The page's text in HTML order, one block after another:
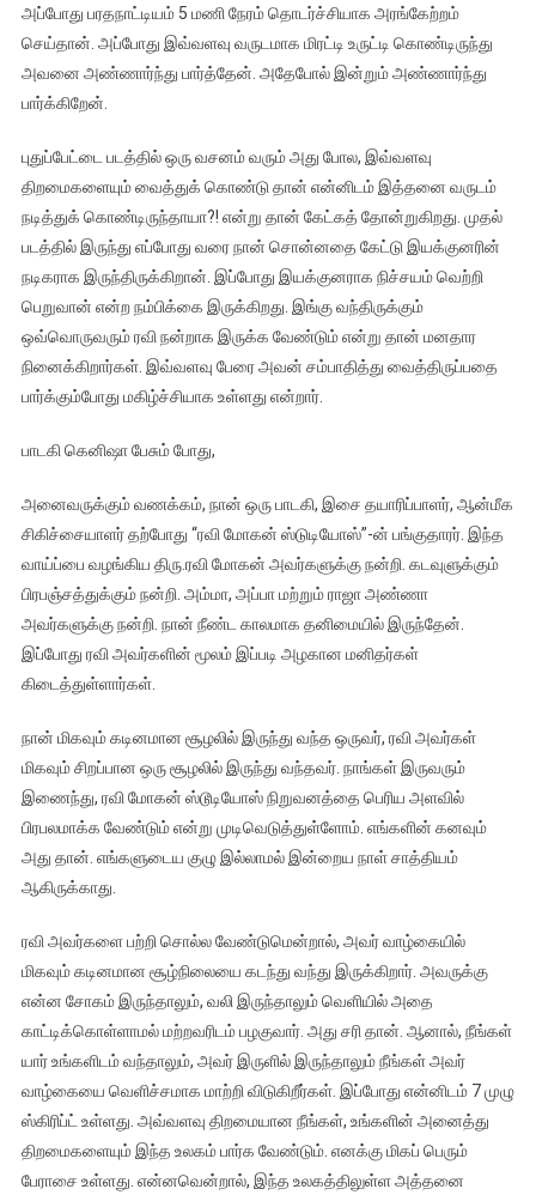
அப்போது பரதநாட்டியம் 5 மணி நேரம் தொடர்ச்சியாக அரங்கேற்றம்
செய்தான். அப்போது இவ்வளவு வருடமாக மிரட்டி உருட்டி கொண்டிருந்து
அவனை அண்ணார்ந்து பார்த்தேன். அதேபோல் இன்றும் அண்ணார்ந்து
பார்க்கிறேன்.
புதுப்பேட்டை படத்தில் ஒரு வசனம் வரும் அது போல, இவ்வளவு
திறமைகளையும் வைத்துக் கொண்டு தான் என்னிடம் இத்தனை வருடம்
நடித்துக் கொண்டிருந்தாயா?! என்று தான் கேட்கத் தோன்றுகிறது. முதல்
படத்தில் இருந்து எப்போது வரை நான் சொன்னதை கேட்டு இயக்குனரின்
நடிகராக இருந்திருக்கிறான். இப்போது இயக்குனராக நிச்சயம் வெற்றி
பெறுவான் என்ற நம்பிக்கை இருக்கிறது. இங்கு வந்திருக்கும்
ஒவ்வொருவரும் ரவி நன்றாக இருக்க வேண்டும் என்று தான் மனதார
நினைக்கிறார்கள். இவ்வளவு பேரை அவன் சம்பாதித்து வைத்திருப்பதை
பார்க்கும்போது மகிழ்ச்சியாக உள்ளது என்றார்.
பாடகி கெனிஷா பேசும் போது,
அனைவருக்கும் வணக்கம், நான் ஒரு பாடகி, இசை தயாரிப்பாளர், ஆன்மீக
சிகிச்சையாளர் தற்போது “ரவி மோகன் ஸ்டுடியோஸ்”-ன் பங்குதாரர். இந்த
வாய்ப்பை வழங்கிய திரு.ரவி மோகன் அவர்களுக்கு நன்றி. கடவுளுக்கும்
பிரபஞ்சத்துக்கும் நன்றி. அம்மா, அப்பா மற்றும் ராஜா அண்ணா
அவர்களுக்கு நன்றி. நான் நீண்ட காலமாக தனிமையில் இருந்தேன்.
இப்போது ரவி அவர்களின் மூலம் இப்படி அழகான மனிதர்கள்
கிடைத்துள்ளார்கள்.
நான் மிகவும் கடினமான சூழலில் இருந்து வந்த ஒருவர், ரவி அவர்கள்
மிகவும் சிறப்பான ஒரு சூழலில் இருந்து வந்தவர். நாங்கள் இருவரும்
இணைந்து, ரவி மோகன் ஸ்டூடியோஸ் நிறுவனத்தை பெரிய அளவில்
பிரபலமாக்க வேண்டும் என்று முடிவெடுத்துள்ளோம். எங்களின் கனவும்
அது தான். எங்களுடைய குழு இல்லாமல் இன்றைய நாள் சாத்தியம்
ஆகிருக்காது.
ரவி அவர்களை பற்றி சொல்ல வேண்டுமென்றால், அவர் வாழ்கையில்
மிகவும் கடினமான சூழ்நிலையை கடந்து வந்து இருக்கிறார். அவருக்கு
என்ன சோகம் இருந்தாலும், வலி இருந்தாலும் வெளியில் அதை
காட்டிக்கொள்ளாமல் மற்றவரிடம் பழகுவார். அது சரி தான். ஆனால், நீங்கள்
யார் உங்களிடம் வந்தாலும், அவர் இருளில் இருந்தாலும் நீங்கள் அவர்
வாழ்கையை வெளிச்சமாக மாற்றி விடுகிறீர்கள். இப்போது என்னிடம் 7 முழு
ஸ்கிரிப்ட் உள்ளது. அவ்வளவு திறமையான நீங்கள், உங்களின் அனைத்து
திறமைகளையும் இந்த உலகம் பார்க வேண்டும். எனக்கு மிகப் பெரும்
பேராசை உள்ளது. என்னவென்றால், இந்த உலகத்திலுள்ள அத்தனை